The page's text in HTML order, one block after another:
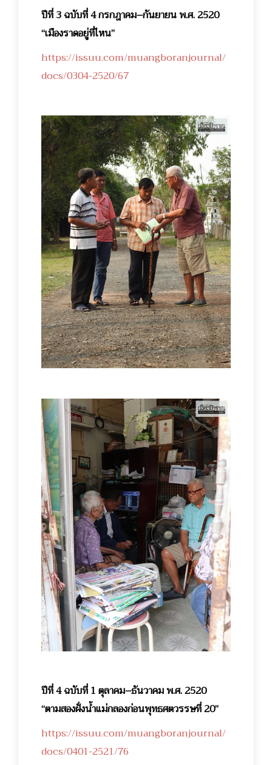
ปีที่ 3 ฉบับที่ 4 กรกฎาคม–กันยายน พ.ศ. 2520
“เมืองราดอยู่ที่ไหน”
https://issuu.com/muangboranjournal/
docs/0304-2520/67
ปีที่ 4 ฉบับที่ 1 ตุลาคม–ธันวาคม พ.ศ. 2520
“ตามสองฝั่งน้ำแม่กลองก่อนพุทธศตวรรษที่ 20”
https://issuu.com/muangboranjournal/
docs/0401-2521/76